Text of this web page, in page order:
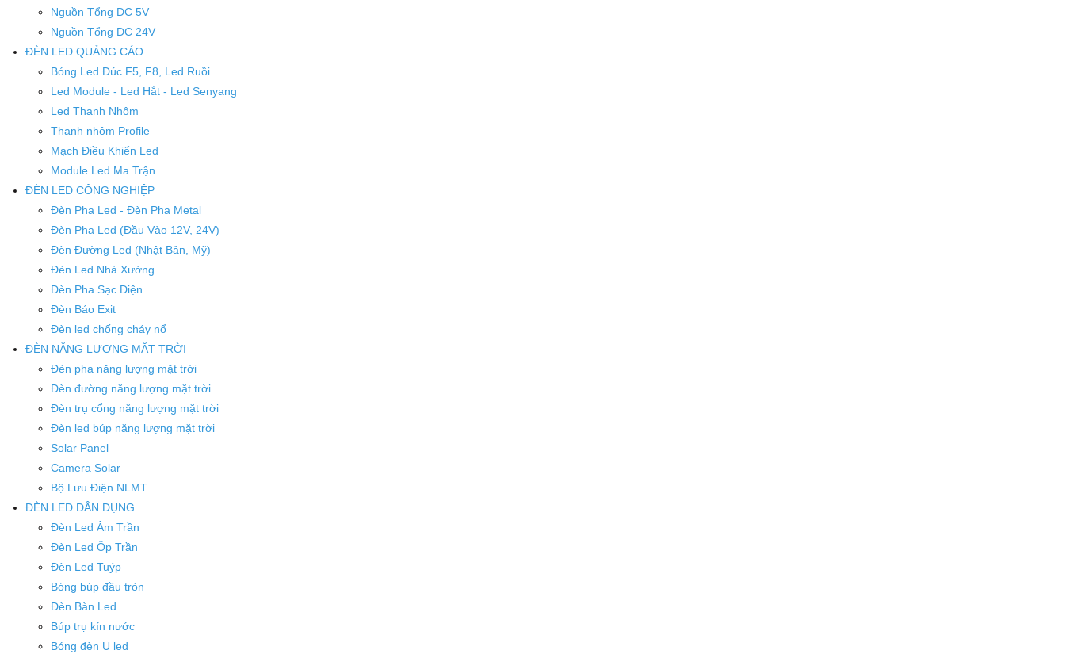
Nguồn Tổng DC 5V
Nguồn Tổng DC 24V
ĐÈN LED QUẢNG CÁO
Bóng Led Đúc F5, F8, Led Ruồi
Led Module - Led Hắt - Led Senyang
Led Thanh Nhôm
Thanh nhôm Profile
Mạch Điều Khiển Led
Module Led Ma Trận
ĐÈN LED CÔNG NGHIỆP
Đèn Pha Led - Đèn Pha Metal
Đèn Pha Led (Đầu Vào 12V, 24V)
Đèn Đường Led (Nhật Bản, Mỹ)
Đèn Led Nhà Xưởng
Đèn Pha Sạc Điện
Đèn Báo Exit
Đèn led chống cháy nổ
ĐÈN NĂNG LƯỢNG MẶT TRỜI
Đèn pha năng lượng mặt trời
Đèn đường năng lượng mặt trời
Đèn trụ cổng năng lượng mặt trời
Đèn led búp năng lượng mặt trời
Solar Panel
Camera Solar
Bộ Lưu Điện NLMT
ĐÈN LED DÂN DỤNG
Đèn Led Âm Trần
Đèn Led Ốp Trần
Đèn Led Tuýp
Bóng búp đầu tròn
Đèn Bàn Led
Búp trụ kín nước
Bóng đèn U led